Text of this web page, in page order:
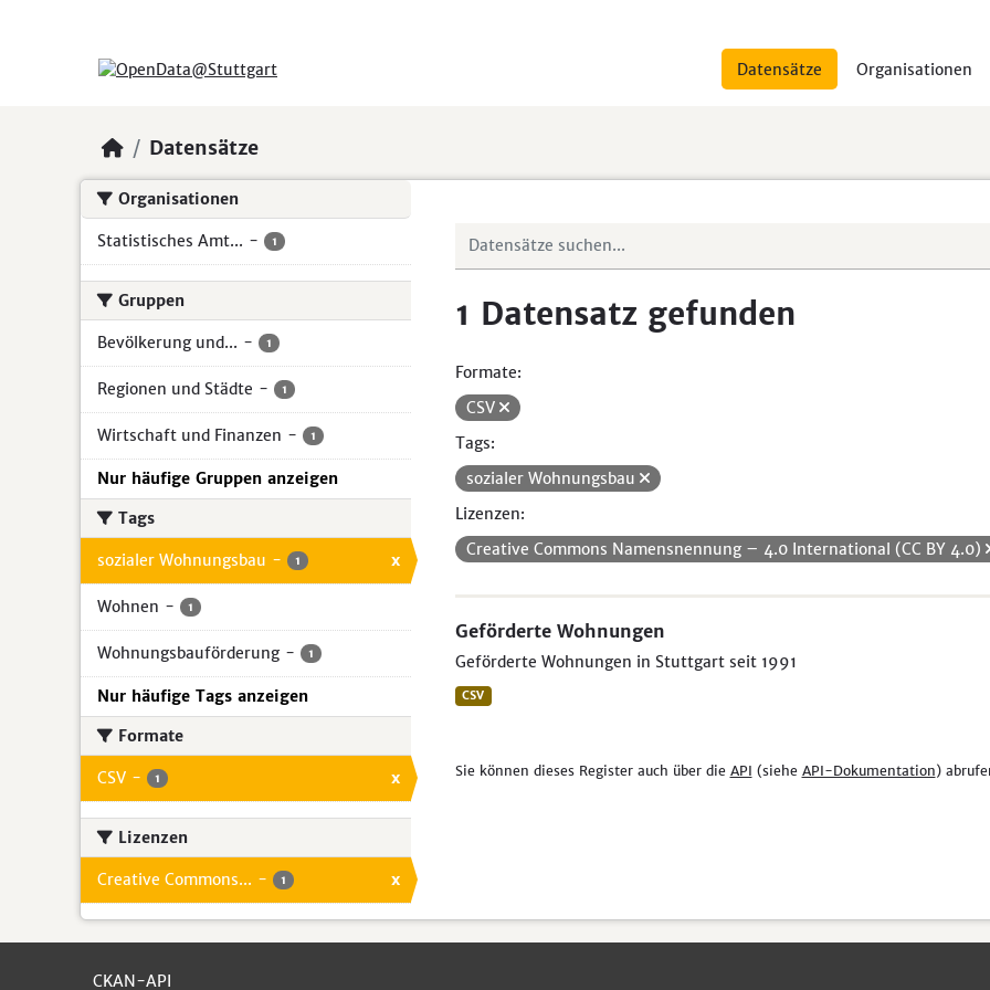
Datensätze Organisationen
Datensätze
Organisationen
Statistisches Amt... - 1
Gruppen
Bevölkerung und... - 1
Regionen und Städte - 1
Wirtschaft und Finanzen - 1
Nur häufige Gruppen anzeigen
Tags
sozialer Wohnungsbau - 1 x
Wohnen - 1
Wohnungsbauförderung - 1
Nur häufige Tags anzeigen
Formate
CSV - 1 x
Lizenzen
Creative Commons... - 1 x
1 Datensatz gefunden
Formate:
CSV
Tags:
sozialer Wohnungsbau
Lizenzen:
Creative Commons Namensnennung – 4.0 International (CC BY 4.0)
Geförderte Wohnungen
Geförderte Wohnungen in Stuttgart seit 1991
CSV
Sie können dieses Register auch über die API (siehe API-Dokumentation)
CKAN-API